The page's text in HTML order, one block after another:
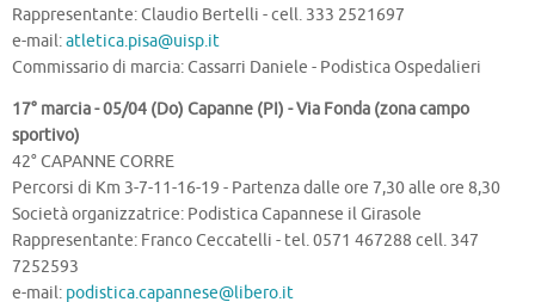
Rappresentante: Claudio Bertelli - cell. 333 2521697
e-mail:atletica.pisa@uisp.it
Commissario di marcia: Cassarri Daniele - Podistica Ospedalieri
17° marcia - 05/04 (Do) Capanne (PI) - Via Fonda (zona campo
sportivo)
42° CAPANNE CORRE
Percorsi di Km 3-7-11-16-19 - Partenza dalle ore 7,30 alle ore 8,30
Società organizzatrice: Podistica Capannese il Girasole
Rappresentante: Franco Ceccatelli - tel. 0571 467288 cell. 347
7252593
e-mail: podistica.capannese@libero.it